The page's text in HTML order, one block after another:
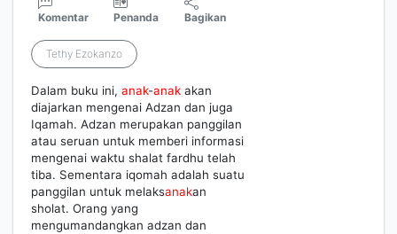
Komentar Penanda Bagikan
Tethy Ezokanzo
Dalam buku ini, anak-anak akan
diajarkan mengenai Adzan dan juga
Iqamah. Adzan merupakan panggilan
atau seruan untuk memberi informasi
mengenai waktu shalat fardhu telah
tiba. Sementara iqomah adalah suatu
panggilan untuk melaksanakan
sholat. Orang yang
mengumandangkan adzan dan